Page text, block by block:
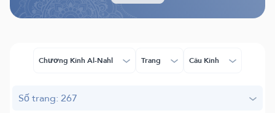
Chương Kinh Al-Nahl Trang Câu Kinh
Số trang: 267